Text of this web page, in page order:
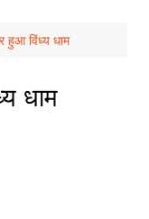
विंध्य धाम
धाम